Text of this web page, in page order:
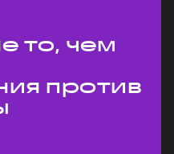
то, чем
против